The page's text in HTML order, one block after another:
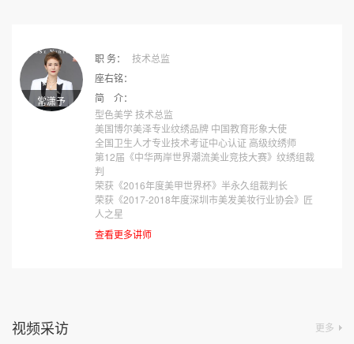
常潇予
职 务：
技术总监
座右铭：
简 介：
型色美学 技术总监
美国博尔美泽专业纹绣品牌 中国教育形象大使
全国卫生人才专业技术考证中心认证 高级纹绣师
第12届《中华两岸世界潮流美业竞技大赛》纹绣组裁
判
荣获《2016年度美甲世界杯》半永久组裁判长
荣获《2017-2018年度深圳市美发美妆行业协会》匠
人之星
查看更多讲师
更多
视频采访